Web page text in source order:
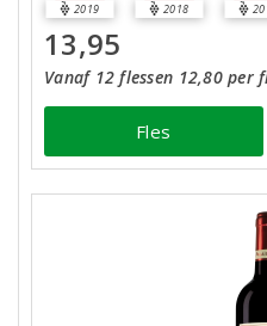
2019 2018
13,95
Vanaf 12 flessen 12,80 per
Fles